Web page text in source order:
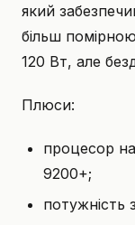
який
більш
120 Вт, але
Плюси:
процесор
9200+;
потужність